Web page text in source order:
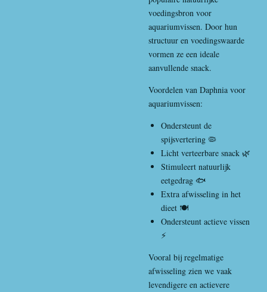
voedingsbron voor
aquariumvissen. Door hun
structuur en voedingswaarde
vormen ze een ideale
aanvullende snack.
Voordelen van Daphnia voor
aquariumvissen:
Ondersteunt de
spijsvertering 🦠
Licht verteerbare snack 🌿
Stimuleert natuurlijk
eetgedrag 🐟
Extra afwisseling in het
dieet 🍽️
Ondersteunt actieve vissen
⚡
Vooral bij regelmatige
afwisseling zien we vaak
levendigere en actievere